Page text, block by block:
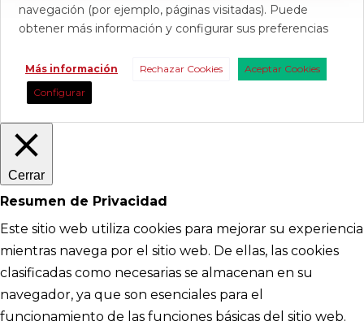
navegación (por ejemplo, páginas visitadas). Puede
obtener más información y configurar sus preferencias
Más información Rechazar Cookies
Aceptar Cookies
Configurar
Cerrar
Resumen de Privacidad
Este sitio web utiliza cookies para mejorar su experiencia
mientras navega por el sitio web. De ellas, las cookies
clasificadas como necesarias se almacenan en su
navegador, ya que son esenciales para el
funcionamiento de las funciones básicas del sitio web.